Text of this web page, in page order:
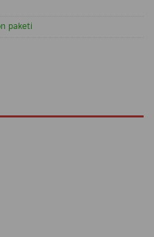
paketi